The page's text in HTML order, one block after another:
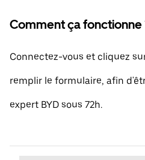
Comment ça fonctionne
Connectez-vous et cliquez
remplir le formulaire, afin
expert BYD sous 72h.